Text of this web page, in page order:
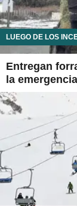
LUEGO DE LOS
Entregan
la